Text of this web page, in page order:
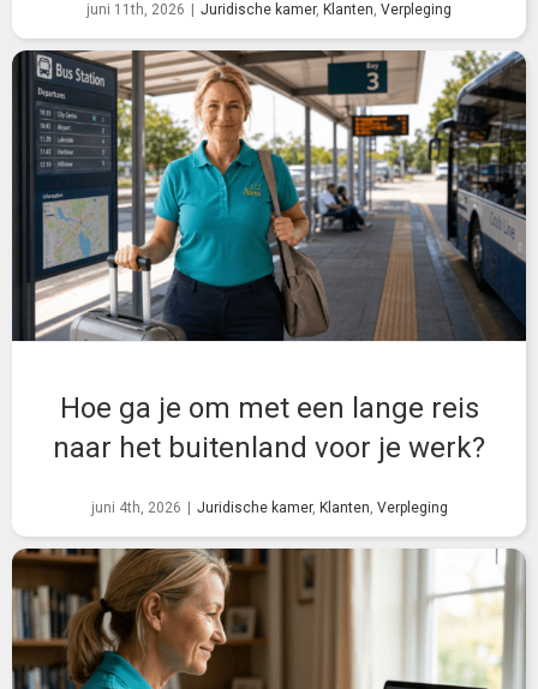
juni 11th, 2026 Juridische kamer, Klanten, Verpleging
Hoe ga je om met een lange reis
naar het buitenland voor je werk?
juni 4th, 2026 Juridische kamer, Klanten, Verpleging